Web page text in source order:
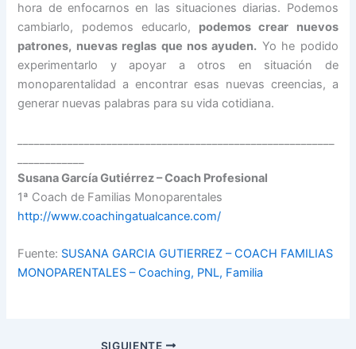
hora de enfocarnos en las situaciones diarias. Podemos
cambiarlo, podemos educarlo, podemos crear nuevos
patrones, nuevas reglas que nos ayuden. Yo he podido
experimentarlo y apoyar a otros en situación de
monoparentalidad a encontrar esas nuevas creencias, a
generar nuevas palabras para su vida cotidiana.
Susana García Gutiérrez – Coach Profesional
1ª Coach de Familias Monoparentales
http://www.coachingatualcance.com/
Fuente: SUSANA GARCIA GUTIERREZ – COACH FAMILIAS
MONOPARENTALES – Coaching, PNL, Familia
SIGUIENTE